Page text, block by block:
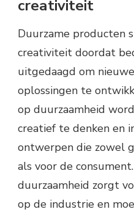
creativiteit
Duurzame producten
creativiteit doordat
uitgedaagd om
oplossingen te
op duurzaamheid
creatief te denken en
ontwerpen die zowel
als voor de
duurzaamheid zorgt
op de industrie en